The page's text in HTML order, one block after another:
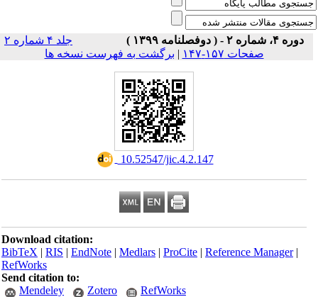
جلد ۴ شماره ۲
|برگشت به فهرست نسخه ها
‎ 10.52547/jic.4.2.147
Download citation:
BibTeX|RIS| EndNote| Medlars| ProCite|Reference
RefWorks
Send citation to:
Mendeley
Zotero RefWorks